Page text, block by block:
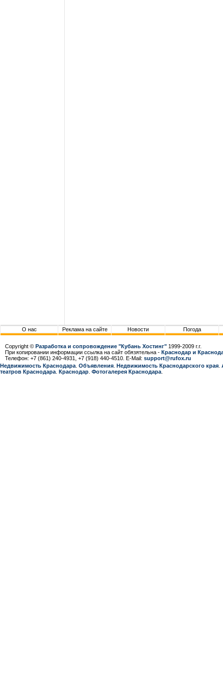
О нас Реклама на сайте Новости Погода
Copyright © Разработка и сопровождение "Кубань Хостинг" 1999-2009 г.г.
При копировании информации ссылка на сайт обязятельна - Краснодар и
Телефон: +7 (861) 240-4931, +7 (918) 440-4510. E-Mail: support@rufox.ru
Недвижимость Краснодара Объявления Недвижимость Краснодарcкого края
театров Краснодара Краснодар Фотогалерея Краснодара